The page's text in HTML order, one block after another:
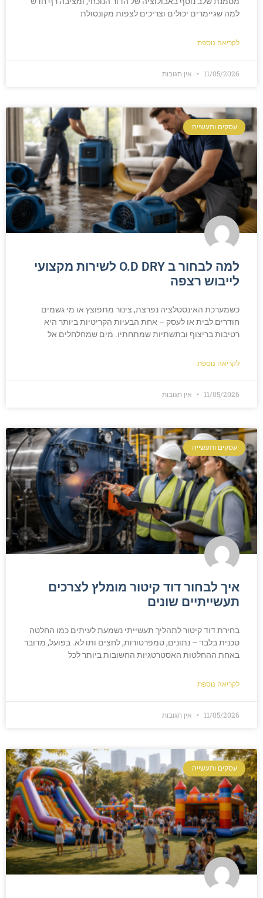
למה שגיימרים יכולים וצריכים לצפות מקונסולת
לקריאה נוספת
11/05/2026 אין תגובות
עסקים ותעשייה
למה לבחור ב O.D DRY לשירות מקצועי
לייבוש רצפה
כשמערכת האינסטלציה נפרצת, צינור מתפוצץ או מי גשמים
חודרים לבית או לעסק – אחת הבעיות הקריטיות ביותר היא
רטיבות בריצוף ובתשתיות שמתחתיו. מים שמחלחלים אל
לקריאה נוספת
11/05/2026 אין תגובות
עסקים ותעשייה
איך לבחור דוד קיטור מומלץ לצרכים
תעשייתיים שונים
בחירת דוד קיטור לתהליך תעשייתי נשמעת לעיתים כמו החלטה
טכנית בלבד – נתונים, טמפרטורות, לחצים ותו לא. בפועל, מדובר
באחת ההחלטות האסטרטגיות החשובות ביותר לכל
לקריאה נוספת
11/05/2026 אין תגובות
עסקים ותעשייה